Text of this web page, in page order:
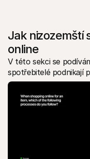
Jak nizozemští
online
V této sekci se
spotřebitelé podnikají